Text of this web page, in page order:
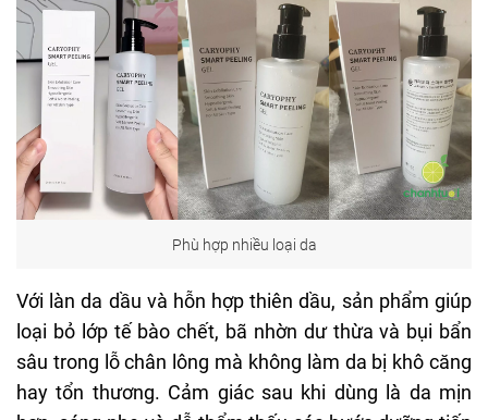
Phù hợp nhiều loại da
Với làn da dầu và hỗn hợp thiên dầu, sản phẩm giúp
loại bỏ lớp tế bào chết, bã nhờn dư thừa và bụi bẩn
sâu trong lỗ chân lông mà không làm da bị khô căng
hay tổn thương. Cảm giác sau khi dùng là da mịn